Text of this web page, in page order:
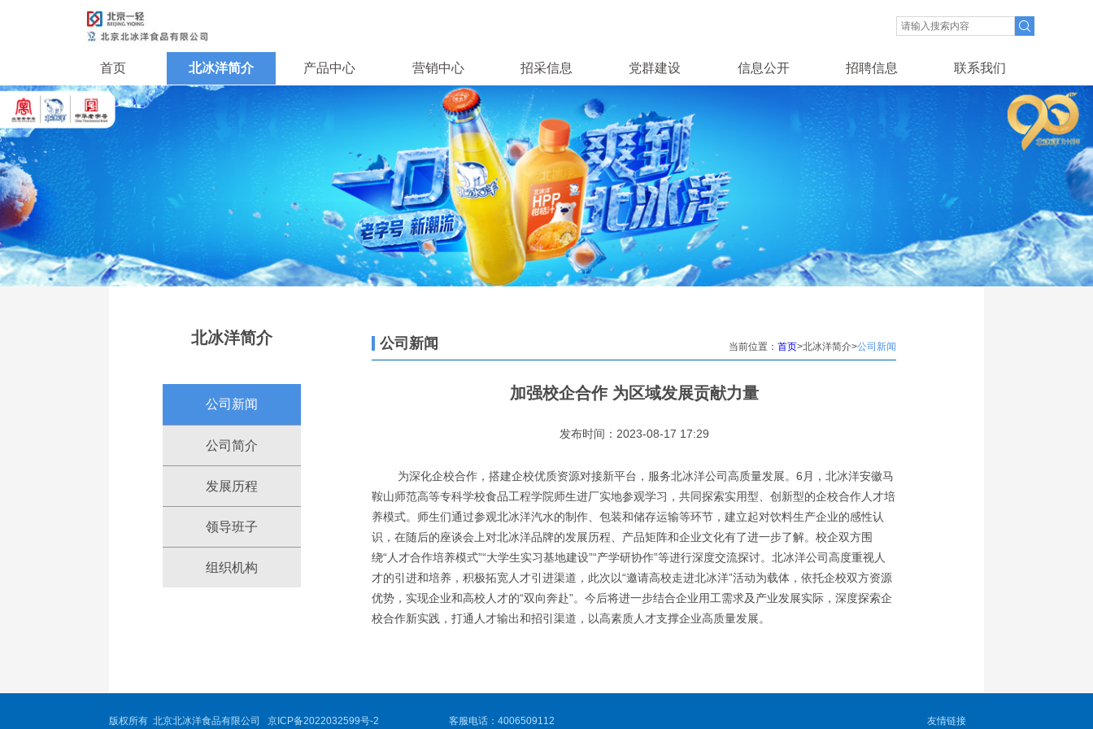
首页 北冰洋简介 产品中心 营销中心 招采信息 党群建设 信息公开 招聘信息 联系我们
北冰洋简介
公司新闻
公司简介
发展历程
领导班子
组织机构
当前位置：首页>北冰洋简介>公司新闻
公司新闻
加强校企合作 为区域发展贡献力量
发布时间：2023-08-17 17:29
为深化企校合作，搭建企校优质资源对接新平台，服务北冰洋公司高质量发展。6月，北冰洋安徽马
鞍山师范高等专科学校食品工程学院师生进厂实地参观学习，共同探索实用型、创新型的企校合作人才培
养模式。师生们通过参观北冰洋汽水的制作、包装和储存运输等环节，建立起对饮料生产企业的感性认
识，在随后的座谈会上对北冰洋品牌的发展历程、产品矩阵和企业文化有了进一步了解。校企双方围
绕“人才合作培养模式”“大学生实习基地建设”“产学研协作”等进行深度交流探讨。北冰洋公司高度重视人
才的引进和培养，积极拓宽人才引进渠道，此次以“邀请高校走进北冰洋”活动为载体，依托企校双方资源
优势，实现企业和高校人才的“双向奔赴”。今后将进一步结合企业用工需求及产业发展实际，深度探索企
校合作新实践，打通人才输出和招引渠道，以高素质人才支撑企业高质量发展。
版权所有 北京北冰洋食品有限公司京ICP备2022032599号-2 客服电话：4006509112 友情链接